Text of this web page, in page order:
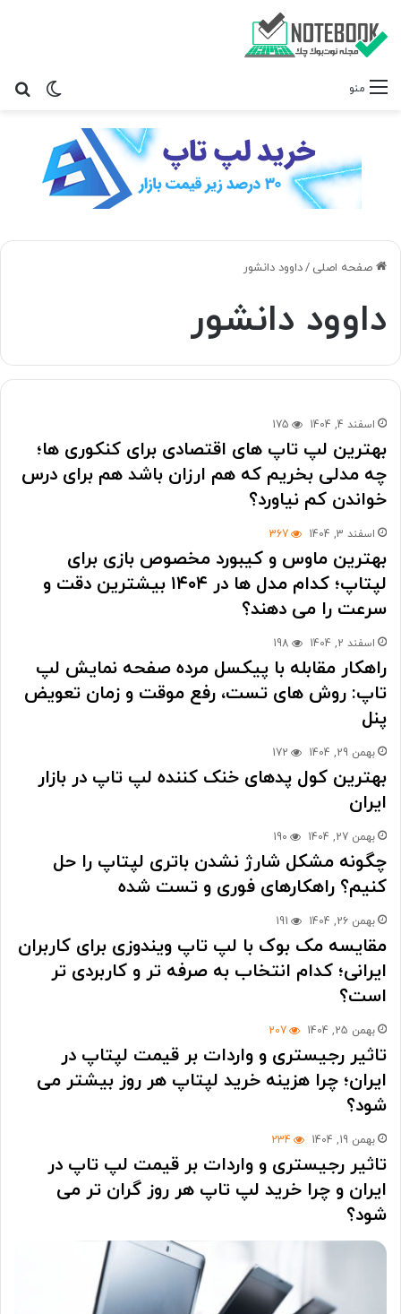
منو
صفحه اصلی /داوود دانشور
داوود دانشور
اسفند 4, 1404 175
بهترین لپ تاپ های اقتصادی برای کنکوری ها؛
چه مدلی بخریم که هم ارزان باشد هم برای درس
خواندن کم نیاورد؟
اسفند 3, 1404 367
بهترین ماوس و کیبورد مخصوص بازی برای
لپتاپ؛ کدام مدل ها در ۱۴۰۴ بیشترین دقت و
سرعت را می دهند؟
اسفند 2, 1404 198
راهکار مقابله با پیکسل مرده صفحه نمایش لپ
تاپ: روش های تست، رفع موقت و زمان تعویض
پنل
بهمن 29, 1404 172
بهترین کول پدهای خنک کننده لپ تاپ در بازار
ایران
بهمن 27, 1404 190
چگونه مشکل شارژ نشدن باتری لپتاپ را حل
کنیم؟ راهکارهای فوری و تست شده
بهمن 26, 1404 191
مقایسه مک بوک با لپ تاپ ویندوزی برای کاربران
ایرانی؛ کدام انتخاب به صرفه تر و کاربردی تر
است؟
بهمن 25, 1404 207
تاثیر رجیستری و واردات بر قیمت لپتاپ در
ایران؛ چرا هزینه خرید لپتاپ هر روز بیشتر می
شود؟
بهمن 19, 1404 234
تاثیر رجیستری و واردات بر قیمت لپ تاپ در
ایران و چرا خرید لپ تاپ هر روز گران تر می
شود؟